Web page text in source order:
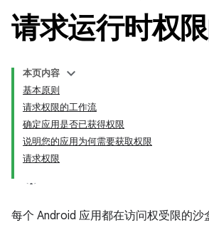
请求运行时权限
本页内容
基本原则
请求权限的工作流
确定应用是否已获得权限
说明您的应用为何需要获取权限
请求权限
每个 Android 应用都在访问权受限的沙